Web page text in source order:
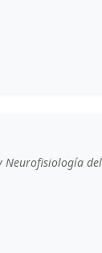
Neurofisiología